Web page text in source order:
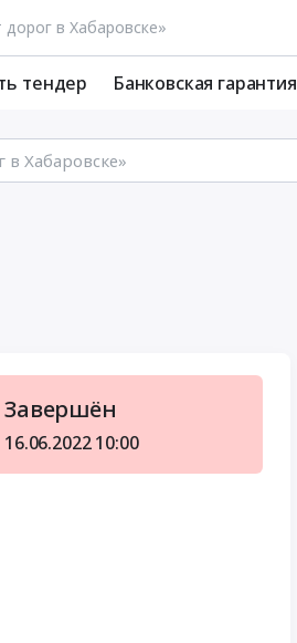
тендер Банковская гарантия
Завершён
16.06.2022 10:00